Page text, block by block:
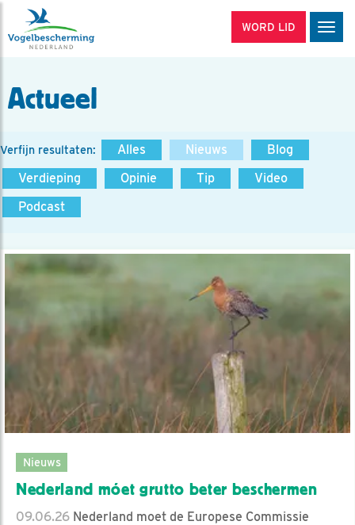
WORD LID
Actueel
Verfijn resultaten: Alles Nieuws
Blog
Verdieping
Opinie Tip
Video
Podcast
Nieuws
Nederland móet grutto beter beschermen
09.06.26 Nederland moet de Europese Commissie